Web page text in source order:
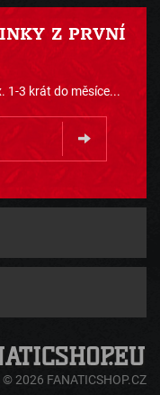
Z PRVNÍ
1-3 krát do měsíce...
2026 FANATICSHOP.CZ